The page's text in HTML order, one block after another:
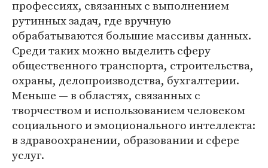
профессиях, связанных с выполнением
рутинных задач, где вручную
обрабатываются большие массивы данных.
Среди таких можно выделить сферу
общественного транспорта, строительства,
охраны, делопроизводства, бухгалтерии.
Меньше — в областях, связанных с
творчеством и использованием человеком
социального и эмоционального интеллекта:
в здравоохранении, образовании и сфере
услуг.